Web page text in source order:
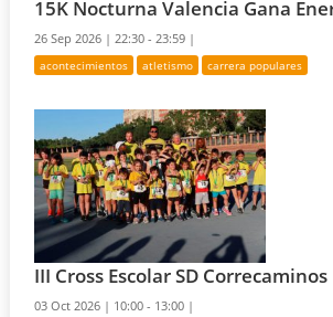
15K Nocturna Valencia Gana
26 Sep 2026 | 22:30 - 23:59 |
acontecimientos atletismo carrera populares
III Cross Escolar SD Correcaminos
03 Oct 2026 | 10:00 - 13:00 |